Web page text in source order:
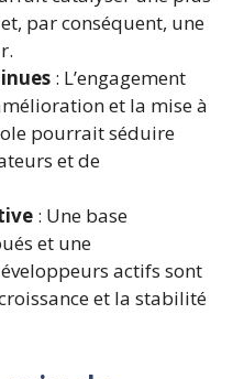
par conséquent, une
: L’engagement
et la mise à
pourrait séduire
et de
: Une base
et une
actifs sont
et la stabilité